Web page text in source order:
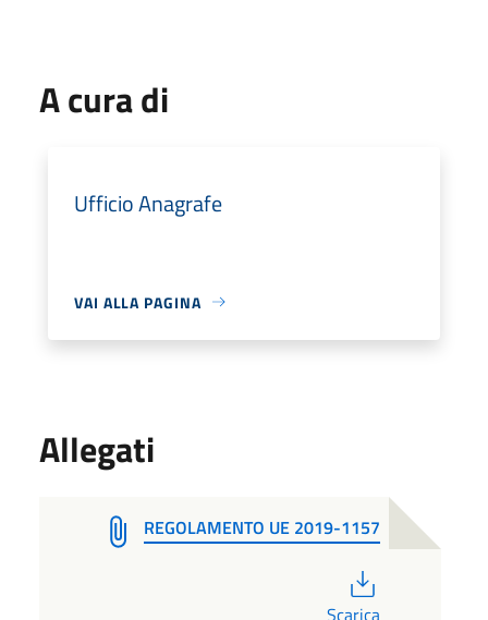
A cura di
Ufficio Anagrafe
VAI ALLA PAGINA
Allegati
REGOLAMENTO UE 2019-1157
Scarica